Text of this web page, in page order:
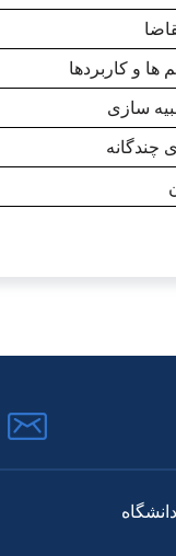
ها و کاربردها
سازی
چندگانه